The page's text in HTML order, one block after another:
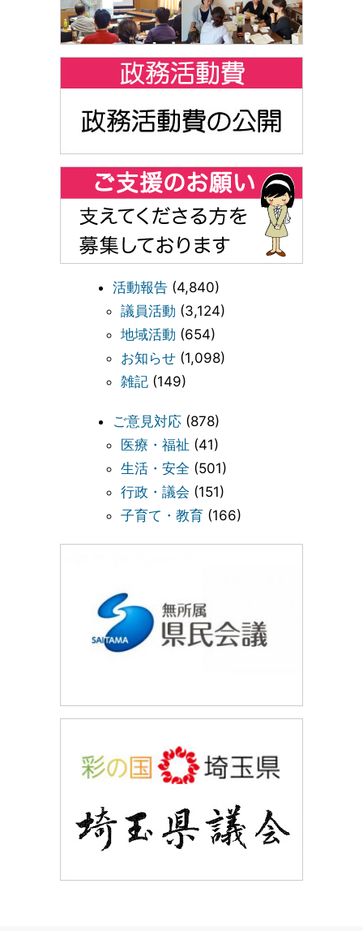
活動報告 (4,840)
議員活動 (3,124)
地域活動 (654)
お知らせ (1,098)
雑記 (149)
ご意見対応 (878)
医療・福祉 (41)
生活・安全 (501)
行政・議会 (151)
子育て・教育 (166)